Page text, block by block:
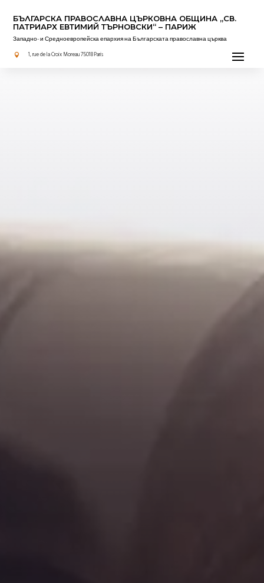
БЪЛГАРСКА ПРАВОСЛАВНА ЦЪРКОВНА OБЩИНА „СВ.
ПАТРИАРХ ЕВТИМИЙ ТЪРНОВСКИ“ – ПАРИЖ
Западно- и Средноевропейска епархия на Българската православна църква
 1, rue de la Croix Moreau 75018 Paris
Прочетено за вас